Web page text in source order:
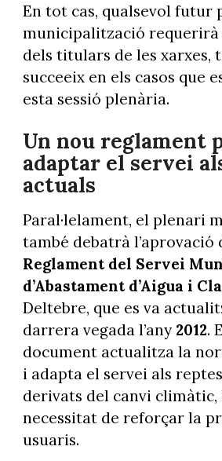
En tot cas, qualsevol futur
municipalització requerirà
dels titulars de les xarxes,
succeeix en els casos que
esta sessió plenària.
Un nou reglament
adaptar el servei
actuals
Paral·lelament, el plenari
també debatrà l’aprovació
Reglamentdel Servei
d’Abastament d’Aigua i
Deltebre, que es va
darrera vegada l’any 2012.
document actualitza la
i adapta el servei als
derivats del canvi climàtic,
necessitat de reforçar la
usuaris.